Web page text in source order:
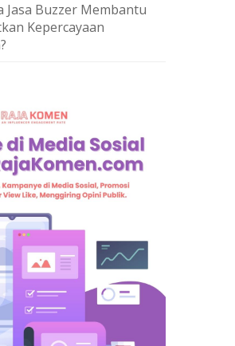
Jasa Buzzer Membantu
Kepercayaan